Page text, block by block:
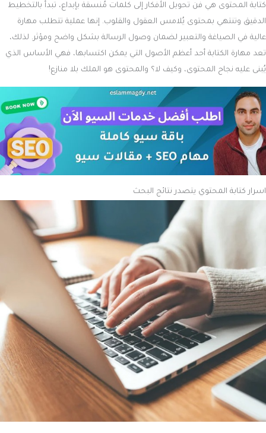
كتابة المحتوى هي فن تحويل الأفكار إلى كلمات مُنسقة بإبداع، تبدأ بالتخطيط
الدقيق وتنتهي بمحتوى يُلامس العقول والقلوب. إنها عملية تتطلب مهارة
عالية في الصياغة والتعبير لضمان وصول الرسالة بشكل واضح ومؤثر. لذلك،
تعد مهارة الكتابة أحد أعظم الأصول التي يمكن اكتسابها، فهي الأساس الذي
يُبنى عليه نجاح المحتوى، وكيف لا؟ والمحتوى هو الملك بلا منازع!
اسرار كتابة المحتوي يتصدر نتائج البحث